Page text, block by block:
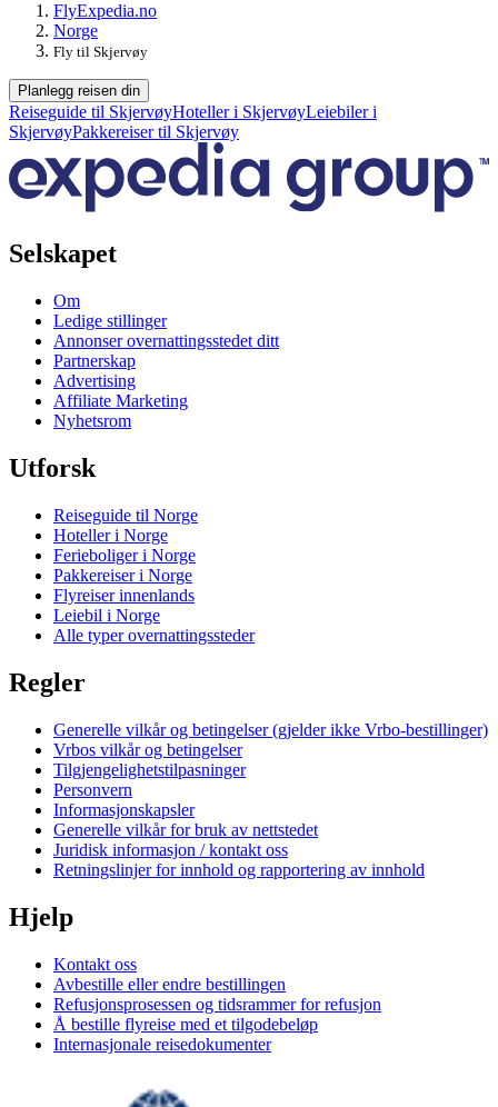
FlyExpedia.no
Norge
Fly til Skjervøy
Planlegg reisen din
Reiseguide til SkjervøyHoteller i SkjervøyLeiebiler i
SkjervøyPakkereiser til Skjervøy
Selskapet
Om
Ledige stillinger
Annonser overnattingsstedet ditt
Partnerskap
Advertising
Affiliate Marketing
Nyhetsrom
Utforsk
Reiseguide til Norge
Hoteller i Norge
Ferieboliger i Norge
Pakkereiser i Norge
Flyreiser innenlands
Leiebil i Norge
Alle typer overnattingssteder
Regler
Generelle vilkår og betingelser (gjelder ikke Vrbo-bestillinger)
Vrbos vilkår og betingelser
Tilgjengelighetstilpasninger
Personvern
Informasjonskapsler
Generelle vilkår for bruk av nettstedet
Juridisk informasjon / kontakt oss
Retningslinjer for innhold og rapportering av innhold
Hjelp
Kontakt oss
Avbestille eller endre bestillingen
Refusjonsprosessen og tidsrammer for refusjon
Å bestille flyreise med et tilgodebeløp
Internasjonale reisedokumenter